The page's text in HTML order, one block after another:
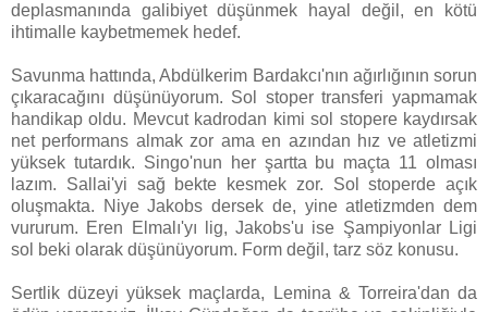
deplasmanında galibiyet düşünmek hayal değil, en kötü
ihtimalle kaybetmemek hedef.
Savunma hattında, Abdülkerim Bardakcı'nın ağırlığının sorun
çıkaracağını düşünüyorum. Sol stoper transferi yapmamak
handikap oldu. Mevcut kadrodan kimi sol stopere kaydırsak
net performans almak zor ama en azından hız ve atletizmi
yüksek tutardık. Singo'nun her şartta bu maçta 11 olması
lazım. Sallai'yi sağ bekte kesmek zor. Sol stoperde açık
oluşmakta. Niye Jakobs dersek de, yine atletizmden dem
vururum. Eren Elmalı'yı lig, Jakobs'u ise Şampiyonlar Ligi
sol beki olarak düşünüyorum. Form değil, tarz söz konusu.
Sertlik düzeyi yüksek maçlarda, Lemina & Torreira'dan da